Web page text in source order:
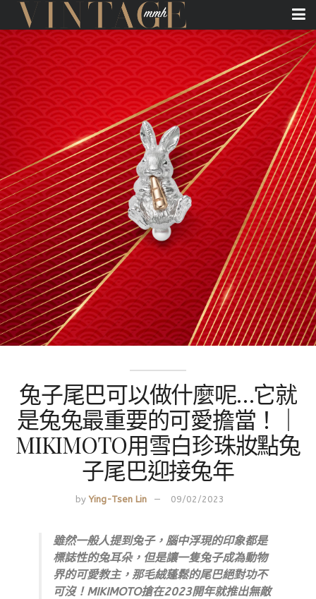
兔子尾巴可以做什麼呢…它就
是兔兔最重要的可愛擔當！｜
MIKIMOTO用雪白珍珠妝點兔
子尾巴迎接兔年
by Ying-Tsen Lin 09/02/2023
雖然一般人提到兔子，腦中浮現的印象都是
標誌性的兔耳朵，但是讓一隻兔子成為動物
界的可愛教主，那毛絨蓬鬆的尾巴絕對功不
可沒！MIKIMOTO搶在2023開年就推出無敵